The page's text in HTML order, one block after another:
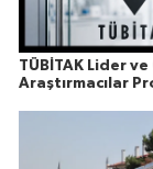
TÜBİTAK Lider ve
Araştırmacılar